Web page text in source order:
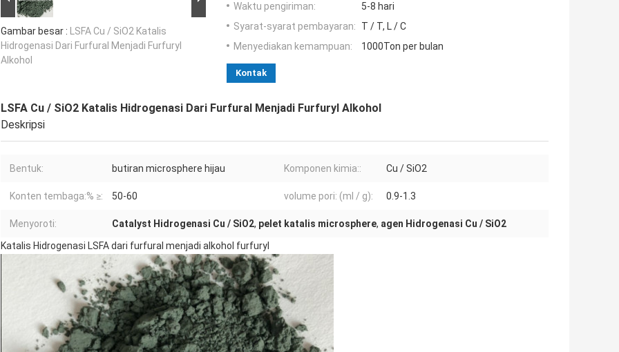
Gambar besar : LSFA Cu / SiO2 Katalis
Hidrogenasi Dari Furfural Menjadi Furfuryl
Alkohol
Waktu pengiriman:
5-8 hari
Syarat-syarat pembayaran:
T / T, L / C
Menyediakan kemampuan:
1000Ton per bulan
Kontak
LSFA Cu / SiO2 Katalis Hidrogenasi Dari Furfural Menjadi Furfuryl Alkohol
Deskripsi
Bentuk: butiran microsphere hijau Komponen kimia:: Cu / SiO2
Konten tembaga:% ≥: 50-60 volume pori: (ml / g): 0.9-1.3
Menyoroti: Catalyst Hidrogenasi Cu / SiO2, pelet katalis microsphere, agen Hidrogenasi Cu / SiO2
Katalis Hidrogenasi LSFA dari furfural menjadi alkohol furfuryl